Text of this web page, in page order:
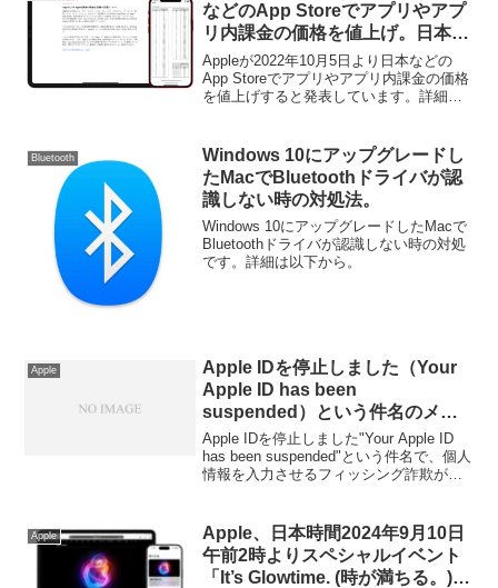
などのApp Storeでアプリやアプ
リ内課金の価格を値上げ。日本で
はTier1が120円から160円に。
Appleが2022年10月5日より日本などの
App Storeでアプリやアプリ内課金の価格
を値上げすると発表しています。詳細は
Bluetooth
Windows 10にアップグレードし
たMacでBluetoothドライバが認
識しない時の対処法。
Windows 10にアップグレードしたMacで
Bluetoothドライバが認識しない時の対処
です。詳細は以下から。
Apple
Apple IDを停止しました（Your
Apple ID has been
suspended）という件名のメー
ルから、日本語のフィッシング
サイトへ誘導する詐欺が増加中。
Apple IDを停止しました"Your Apple ID
has been suspended"という件名で、個人
情報を入力させるフィッシング詐欺が日
Apple
Apple、日本時間2024年9月10日
午前2時よりスペシャルイベント
「It’s Glowtime. (時が満ちる。)」